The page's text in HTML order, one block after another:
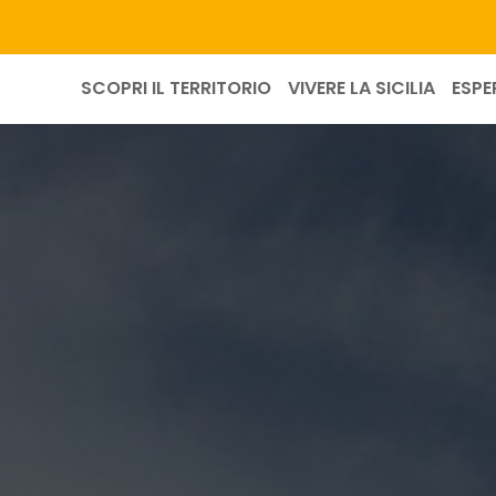
SCOPRI IL TERRITORIO VIVERE LA SICILIA